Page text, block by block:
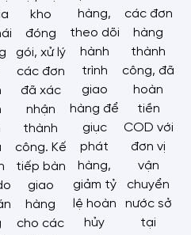
kho
đóng
gói, xử lý
các đơn
đã xác
nhận
thành
công. Kế
tiếp bàn
giao
hàng
cho các
hàng,
theo dõi
hành
trình
giao
hàng để
giục
phát
hàng,
giảm tỷ
lệ hoàn
hủy
các đơn
hàng
thành
công, đã
hoàn
tiền
COD với
đơn vị
vận
chuyển
nước sở
tại